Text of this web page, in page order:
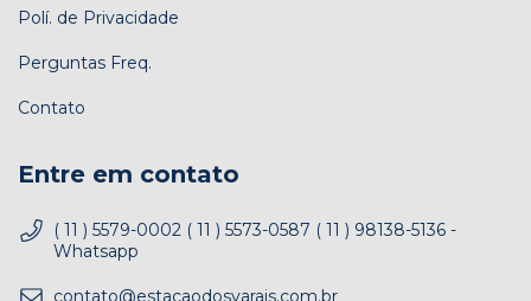
Polí. de Privacidade
Perguntas Freq.
Contato
Entre em contato
( 11 ) 5579-0002 ( 11 ) 5573-0587 ( 11 ) 98138-5136 -
Whatsapp
contato@estacaodosvarais.com.br